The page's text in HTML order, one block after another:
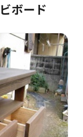
ボード